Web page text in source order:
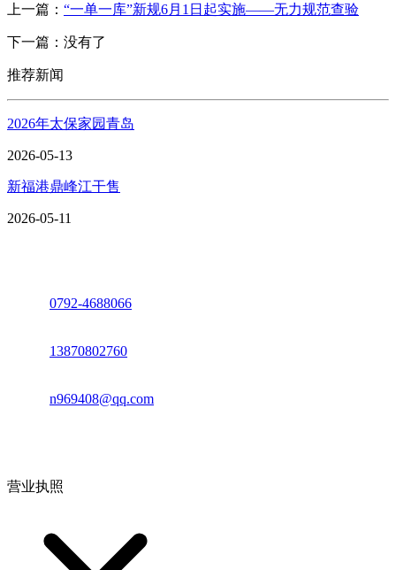
上一篇： “一单一库”新规6月1日起实施——无力规范查验
下一篇：没有了
推荐新闻
2026年太保家园青岛
2026-05-13
新福港鼎峰江干售
2026-05-11
0792-4688066
13870802760
n969408@qq.com
营业执照